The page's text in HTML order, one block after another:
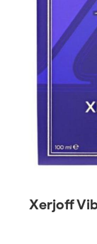
Xerjoff